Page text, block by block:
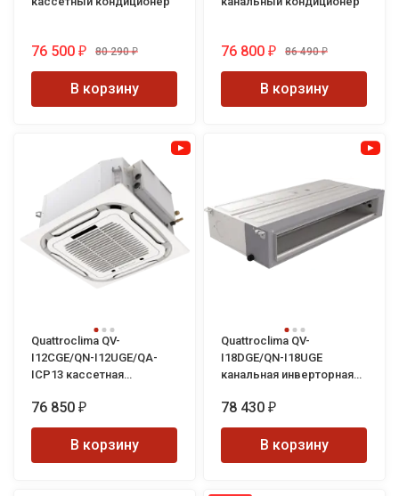
76 500 ₽ 80 290 ₽
В корзину
76 800 ₽ 86 490 ₽
В корзину
Quattroclima QV-
I12CGE/QN-I12UGE/QA-
ICP13 кассетная
система
76 850 ₽
В корзину
Quattroclima QV-
I18DGE/QN-I18UGE
канальная инверторная
78 430 ₽
В корзину